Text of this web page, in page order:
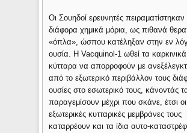
Οι Σουηδοί ερευνητές πειραματίστηκαν
διάφορα χημικά μόρια, ως πιθανά
«όπλα», ώσπου κατέληξαν στην εν
ουσία. Η Vacquinol-1 ωθεί τα καρκινικά
κύτταρα να απορροφούν με
από το εξωτερικό περιβάλλον τους
ουσίες στο εσωτερικό τους, κάνοντάς
παραγεμίσουν μέχρι που σκάνε, έτσι οι
εξωτερικές κυτταρικές μεμβράνες τους
καταρρέουν και τα ίδια αυτο-